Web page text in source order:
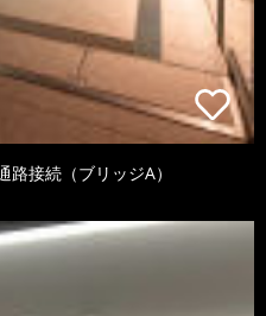
接続（ブリッジA）